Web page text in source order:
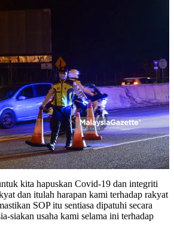
kita hapuskan Covid-19 dan integriti
dan itulah harapan kami terhadap rakyat
SOP itu sentiasa dipatuhi secara
siakan usaha kami selama ini terhadap